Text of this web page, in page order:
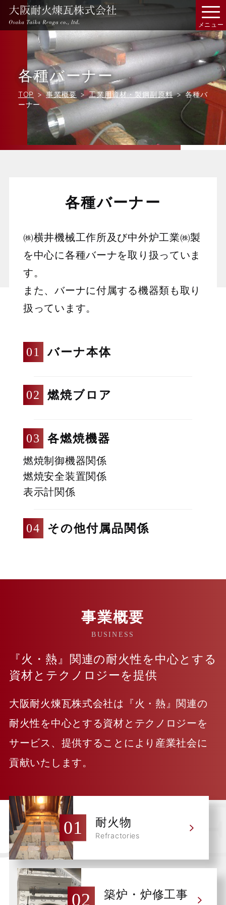
各種バーナー
TOP 事業概要 工業用資材・製鋼副原料
各種バ
ーナー
各種バーナー
㈱横井機械工作所及び中外炉工業㈱製
を中心に各種バーナを取り扱っていま
す。
また、バーナに付属する機器類も取り
扱っています。
バーナ本体
燃焼ブロア
各燃焼機器
燃焼制御機器関係
燃焼安全装置関係
表示計関係
その他付属品関係
事業概要
BUSINESS
『火・熱』関連の耐火性を中心とする
資材とテクノロジーを提供
大阪耐火煉瓦株式会社は『火・熱』関連の
耐火性を中心とする資材とテクノロジーを
サービス、提供することにより産業社会に
貢献いたします。
耐火物
Refractories
築炉・炉修工事